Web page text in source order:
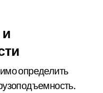
определить